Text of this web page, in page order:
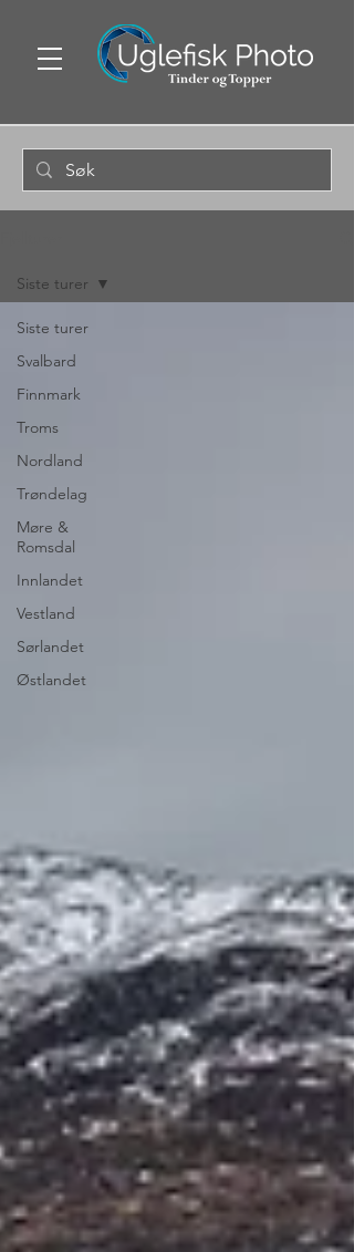
Siste turer
Svalbard
Finnmark
Troms
Nordland
Trøndelag
Møre &
Romsdal
Innlandet
Vestland
Sørlandet
Østlandet
Siste turer